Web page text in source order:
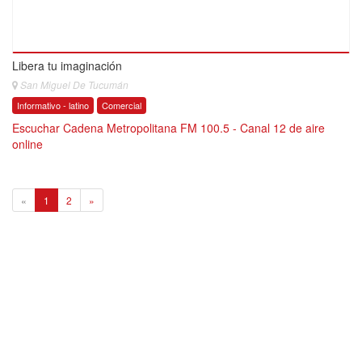
Libera tu imaginación
San Miguel De Tucumán
Informativo - latino Comercial
Escuchar Cadena Metropolitana FM 100.5 - Canal 12 de aire
online
« 1 2 »